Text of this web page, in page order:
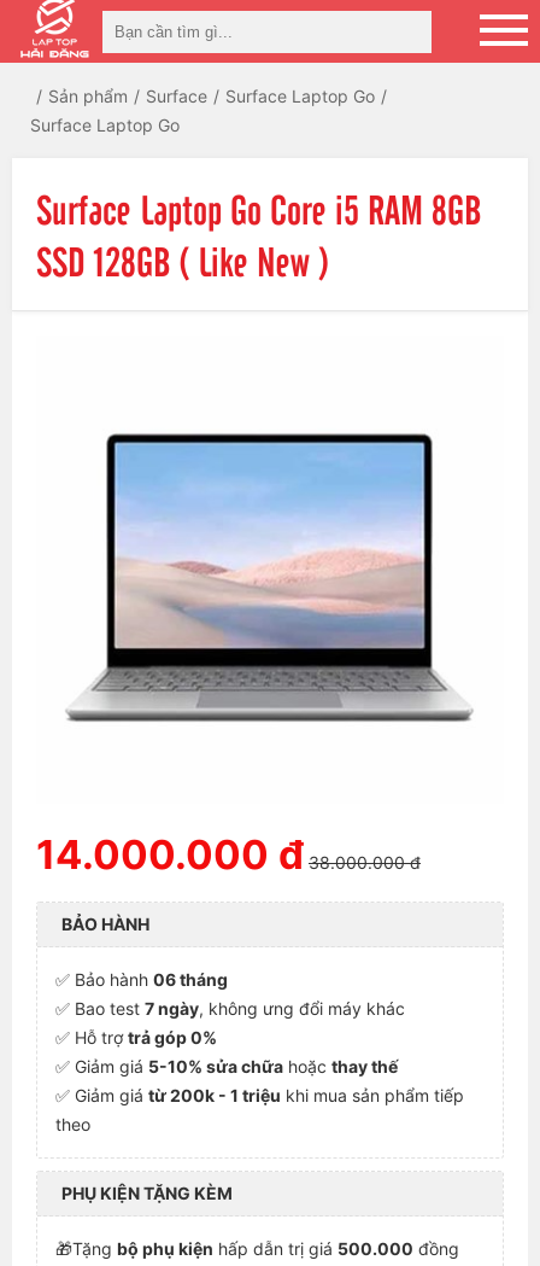
Sản phẩm Surface
Surface Laptop Go
Surface Laptop Go
Surface Laptop Go Core i5 RAM 8GB
SSD 128GB ( Like New )
14.000.000 đ 38.000.000 đ
BẢO HÀNH
✅ Bảo hành 06 tháng
✅ Bao test 7 ngày, không ưng đổi máy khác
✅ Hỗ trợtrả góp 0%
✅ Giảm giá 5-10% sửa chữa hoặc thay thế
✅ Giảm giá từ 200k - 1 triệu khi mua sản phẩm tiếp
theo
PHỤ KIỆN TẶNG KÈM
🎁Tặng bộ phụ kiện hấp dẫn trị giá 500.000 đồng